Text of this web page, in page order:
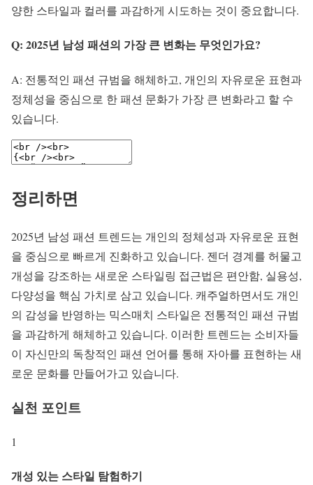
양한 스타일과 컬러를 과감하게 시도하는 것이 중요합니다.
Q: 2025년 남성 패션의 가장 큰 변화는 무엇인가요?
A: 전통적인 패션 규범을 해체하고, 개인의 자유로운 표현과
정체성을 중심으로 한 패션 문화가 가장 큰 변화라고 할 수
있습니다.
정리하면
2025년 남성 패션 트렌드는 개인의 정체성과 자유로운 표현
을 중심으로 빠르게 진화하고 있습니다. 젠더 경계를 허물고
개성을 강조하는 새로운 스타일링 접근법은 편안함, 실용성,
다양성을 핵심 가치로 삼고 있습니다. 캐주얼하면서도 개인
의 감성을 반영하는 믹스매치 스타일은 전통적인 패션 규범
을 과감하게 해체하고 있습니다. 이러한 트렌드는 소비자들
이 자신만의 독창적인 패션 언어를 통해 자아를 표현하는 새
로운 문화를 만들어가고 있습니다.
실천 포인트
1
개성 있는 스타일 탐험하기